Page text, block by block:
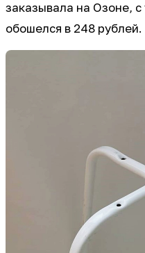
заказывала на Озоне,
обошелся в 248 рублей.